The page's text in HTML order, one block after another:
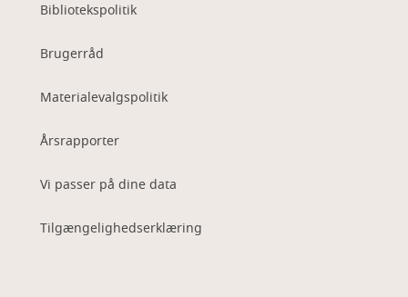
Bibliotekspolitik
Brugerråd
Materialevalgspolitik
Årsrapporter
Vi passer på dine data
Tilgængelighedserklæring